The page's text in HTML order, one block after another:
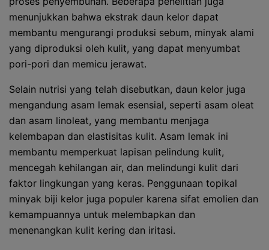
menunjukkan bahwa ekstrak daun kelor dapat
membantu mengurangi produksi sebum, minyak alami
yang diproduksi oleh kulit, yang dapat menyumbat
pori-pori dan memicu jerawat.
Selain nutrisi yang telah disebutkan, daun kelor juga
mengandung asam lemak esensial, seperti asam oleat
dan asam linoleat, yang membantu menjaga
kelembapan dan elastisitas kulit. Asam lemak ini
membantu memperkuat lapisan pelindung kulit,
mencegah kehilangan air, dan melindungi kulit dari
faktor lingkungan yang keras. Penggunaan topikal
minyak biji kelor juga populer karena sifat emolien dan
kemampuannya untuk melembapkan dan
menenangkan kulit kering dan iritasi.